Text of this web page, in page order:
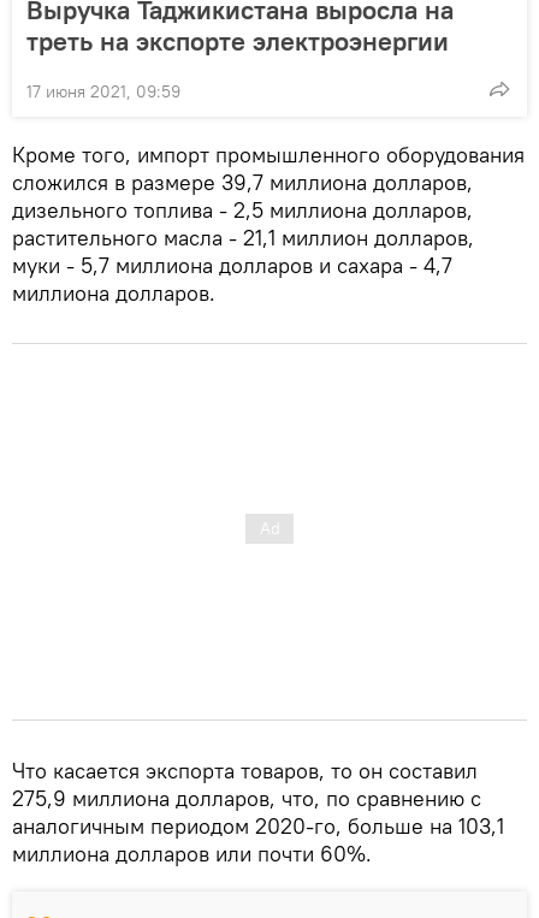
Выручка Таджикистана выросла на
треть на экспорте электроэнергии
17 июня 2021, 09:59
Кроме того, импорт промышленного оборудования
сложился в размере 39,7 миллиона долларов,
дизельного топлива - 2,5 миллиона долларов,
растительного масла - 21,1 миллион долларов,
муки - 5,7 миллиона долларов и сахара - 4,7
миллиона долларов.
Что касается экспорта товаров, то он составил
275,9 миллиона долларов, что, по сравнению с
аналогичным периодом 2020-го, больше на 103,1
миллиона долларов или почти 60%.